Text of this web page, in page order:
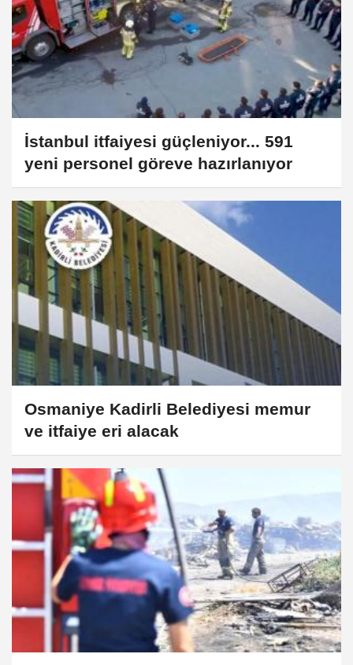
İstanbul itfaiyesi güçleniyor... 591
yeni personel göreve hazırlanıyor
Osmaniye Kadirli Belediyesi memur
ve itfaiye eri alacak